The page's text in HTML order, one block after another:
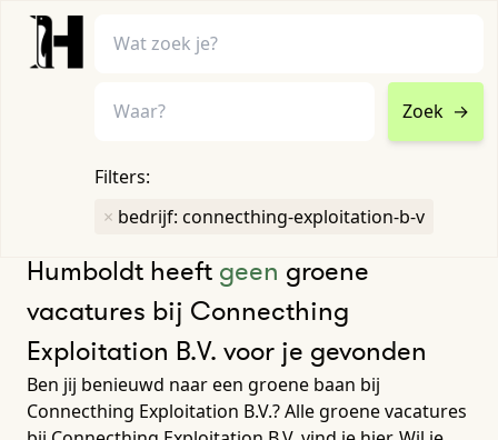
Zoek →
Filters:
× bedrijf: connecthing-exploitation-b-v
Humboldt heeft geen groene
vacatures bij Connecthing
Exploitation B.V. voor je gevonden
Ben jij benieuwd naar een groene baan bij
Connecthing Exploitation B.V.? Alle groene vacatures